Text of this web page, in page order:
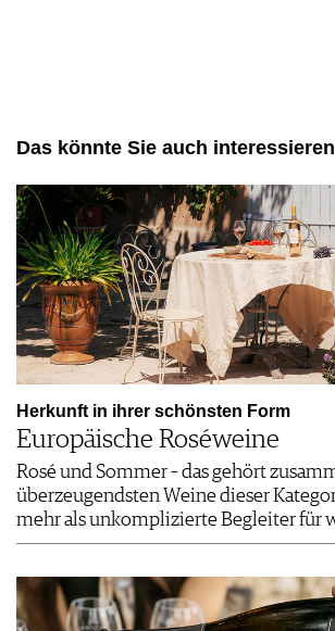
Das könnte Sie auch interessieren
Herkunft in ihrer schönsten Form
Europäische Roséweine
Rosé und Sommer – das gehört
überzeugendsten Weine dieser
mehr als unkomplizierte Begleiter für